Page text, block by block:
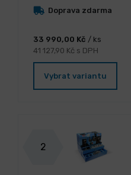
Doprava zdarma
33 990,00 Kč / ks
41 127,90 Kč s DPH
Vybrat variantu
2